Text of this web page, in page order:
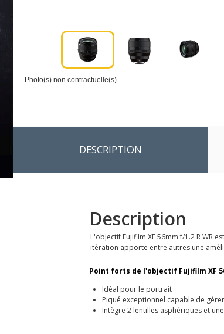
Photo(s) non contractuelle(s)
DESCRIPTION
Description
L'objectif Fujifilm XF 56mm f/1.2 R WR
itération apporte entre autres une
Point forts de l'objectif Fujifilm XF
Idéal pour le portrait
Piqué exceptionnel capable de
Intègre 2 lentilles asphériques et